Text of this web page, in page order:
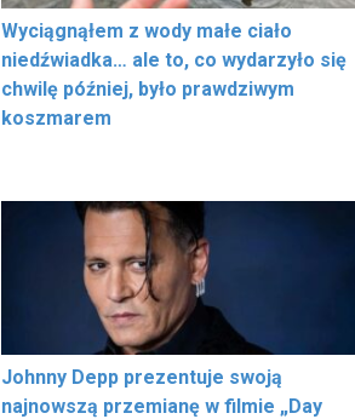
Wyciągnąłem z wody małe ciało
niedźwiadka… ale to, co wydarzyło się
chwilę później, było prawdziwym
koszmarem
Johnny Depp prezentuje swoją
najnowszą przemianę w filmie „Day